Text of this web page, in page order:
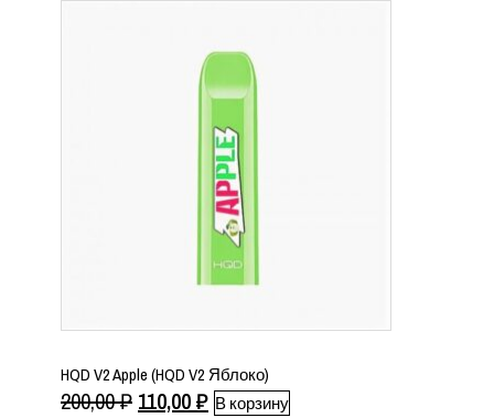
HQD V2 Apple (HQD V2 Яблоко)
200,00₽ Первоначальная
110,00₽Текущая
В корзину